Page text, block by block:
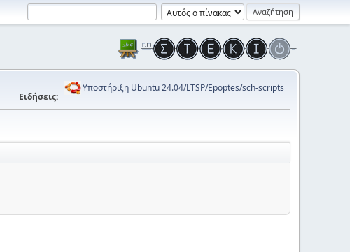
Ειδήσεις:
Υποστήριξη Ubuntu 24.04/LTSP/Epoptes/sch-scripts